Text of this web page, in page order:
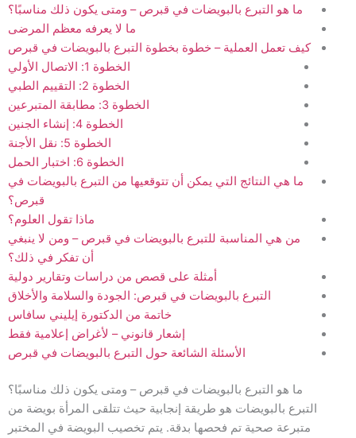
ما هو التبرع بالبويضات في قبرص – ومتى يكون ذلك مناسبًا؟
ما لا يعرفه معظم المرضى
كيف تعمل العملية – خطوة بخطوة التبرع بالبويضات في قبرص
الخطوة 1: الاتصال الأولي
الخطوة 2: التقييم الطبي
الخطوة 3: مطابقة المتبرعين
الخطوة 4: إنشاء الجنين
الخطوة 5: نقل الأجنة
الخطوة 6: اختبار الحمل
ما هي النتائج التي يمكن أن تتوقعيها من التبرع بالبويضات في
قبرص؟
ماذا تقول العلوم؟
من هي المناسبة للتبرع بالبويضات في قبرص – ومن لا ينبغي
أن تفكر في ذلك؟
أمثلة على قصص من دراسات وتقارير دولية
التبرع بالبويضات في قبرص: الجودة والسلامة والأخلاق
خاتمة من الدكتورة إيليني سافاس
إشعار قانوني – لأغراض إعلامية فقط
الأسئلة الشائعة حول التبرع بالبويضات في قبرص
ما هو التبرع بالبويضات في قبرص – ومتى يكون ذلك مناسبًا؟
التبرع بالبويضات هو طريقة إنجابية حيث تتلقى المرأة بويضة من
متبرعة صحية تم فحصها بدقة. يتم تخصيب البويضة في المختبر